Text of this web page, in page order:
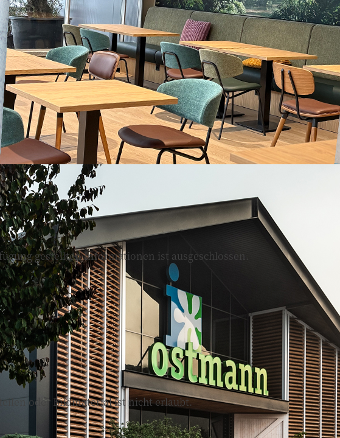
gestellten Informationen ist ausgeschlossen.
oder Bildmaterial ist nicht erlaubt.